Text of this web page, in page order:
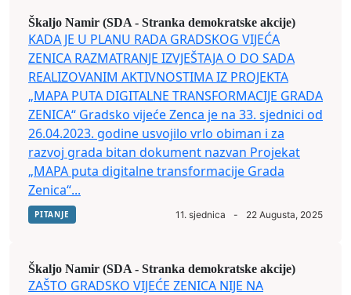
Škaljo Namir (SDA - Stranka demokratske akcije)
KADA JE U PLANU RADA GRADSKOG VIJEĆA
ZENICA RAZMATRANJE IZVJEŠTAJA O DO SADA
REALIZOVANIM AKTIVNOSTIMA IZ PROJEKTA
„MAPA PUTA DIGITALNE TRANSFORMACIJE GRADA
ZENICA“ Gradsko vijeće Zenca je na 33. sjednici od
26.04.2023. godine usvojilo vrlo obiman i za
razvoj grada bitan dokument nazvan Projekat
„MAPA puta digitalne transformacije Grada
Zenica“...
PITANJE 11. sjednica - 22 Augusta, 2025
Škaljo Namir (SDA - Stranka demokratske akcije)
ZAŠTO GRADSKO VIJEĆE ZENICA NIJE NA